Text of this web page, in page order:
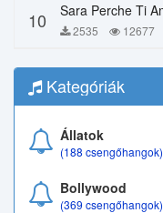
10 2535 12677
Kategóriák
Állatok
(188 csengőhangok)
Bollywood
(369 csengőhangok)